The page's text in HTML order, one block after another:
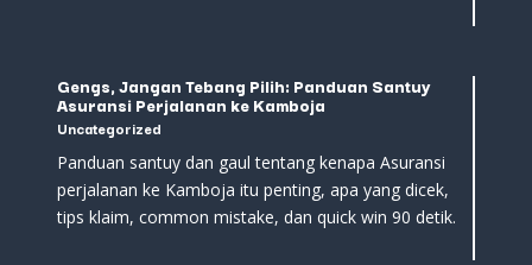
Gengs, Jangan Tebang Pilih: Panduan Santuy
Asuransi Perjalanan ke Kamboja
Uncategorized
Panduan santuy dan gaul tentang kenapa Asuransi
perjalanan ke Kamboja itu penting, apa yang dicek,
tips klaim, common mistake, dan quick win 90 detik.